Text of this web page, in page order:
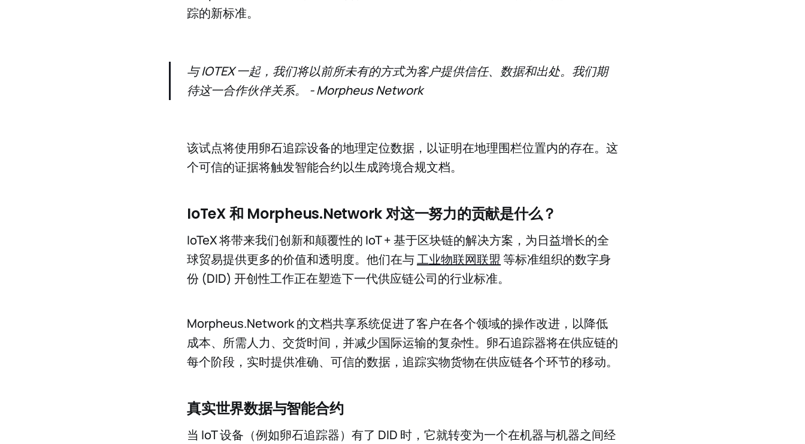
踪的新标准。
与 IOTEX 一起，我们将以前所未有的方式为客户提供信任、数据和出处。我们期
待这一合作伙伴关系。 - Morpheus Network
该试点将使用卵石追踪设备的地理定位数据，以证明在地理围栏位置内的存在。这
个可信的证据将触发智能合约以生成跨境合规文档。
IoTeX 和 Morpheus.Network 对这一努力的贡献是什么？
IoTeX 将带来我们创新和颠覆性的 IoT + 基于区块链的解决方案，为日益增长的全
球贸易提供更多的价值和透明度。他们在与工业物联网联盟 等标准组织的数字身
份 (DID) 开创性工作正在塑造下一代供应链公司的行业标准。
Morpheus.Network 的文档共享系统促进了客户在各个领域的操作改进，以降低
成本、所需人力、交货时间，并减少国际运输的复杂性。卵石追踪器将在供应链的
每个阶段，实时提供准确、可信的数据，追踪实物货物在供应链各个环节的移动。
真实世界数据与智能合约
当 IoT 设备（例如卵石追踪器）有了 DID 时，它就转变为一个在机器与机器之间经